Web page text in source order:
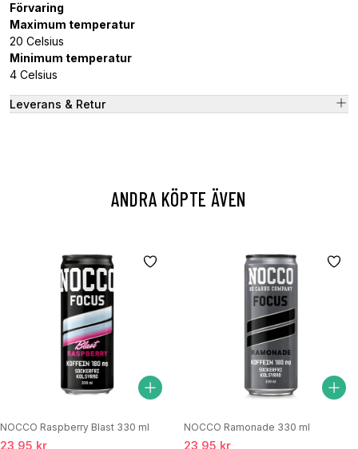
Förvaring
Maximum temperatur
20 Celsius
Minimum temperatur
4 Celsius
Leverans & Retur
ANDRA KÖPTE ÄVEN
NOCCO Raspberry Blast 330 ml
23,95 kr
NOCCO Ramonade 330 ml
23,95 kr